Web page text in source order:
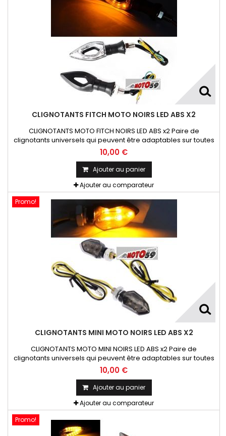
CLIGNOTANTS FITCH MOTO NOIRS LED ABS X2
CLIGNOTANTS MOTO FITCH NOIRS LED ABS x2 Paire de
clignotants universels qui peuvent être adaptables sur toutes
motos ou scooters
10,00 €
Ajouter au panier
Ajouter au comparateur
Promo!
CLIGNOTANTS MINI MOTO NOIRS LED ABS X2
CLIGNOTANTS MOTO MINI NOIRS LED ABS x2 Paire de
clignotants universels qui peuvent être adaptables sur toutes
motos ou scooters
10,00 €
Ajouter au panier
Ajouter au comparateur
Promo!